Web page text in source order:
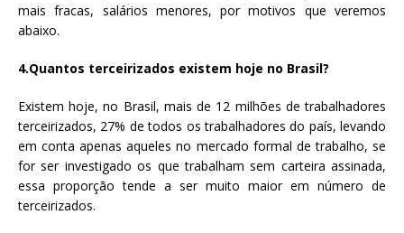
mais fracas, salários menores, por motivos que veremos
abaixo.
4.Quantos terceirizados existem hoje no Brasil?
Existem hoje, no Brasil, mais de 12 milhões de trabalhadores
terceirizados, 27% de todos os trabalhadores do país, levando
em conta apenas aqueles no mercado formal de trabalho, se
for ser investigado os que trabalham sem carteira assinada,
essa proporção tende a ser muito maior em número de
terceirizados.